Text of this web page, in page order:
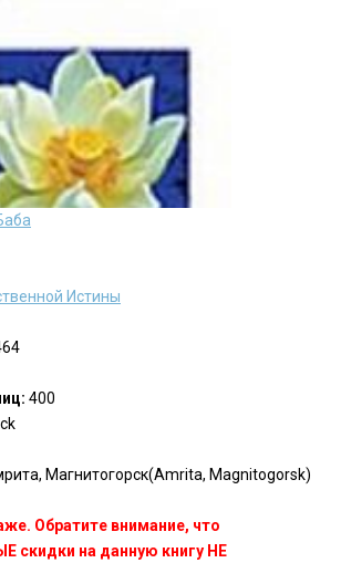
Истины
400
Магнитогорск(Amrita, Magnitogorsk)
Обратите внимание, что
на данную книгу НЕ